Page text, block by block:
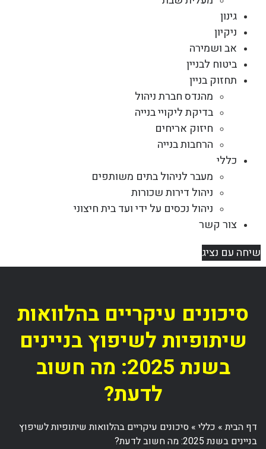
גינון
ניקיון
אב ושמירה
ביטוח לבניין
תחזוק בניין
מהנדס חברת ניהול
בדיקת ליקויי בנייה
חיזוק אריחים
הרחבות בנייה
כללי
מעבר לניהול בתים משותפים
ניהול דירות שכורות
ניהול נכסים על ידי ועד בית חיצוני
צור קשר
שיחה עם נציג
סיכונים עיקריים בהלוואות
שיתופיות לשיפוץ בניינים
בשנת 2025: מה חשוב
לדעת?
דף הבית» כללי» סיכונים עיקריים בהלוואות שיתופיות לשיפוץ
בניינים בשנת 2025: מה חשוב לדעת?